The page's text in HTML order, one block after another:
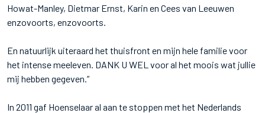
Howat-Manley, Dietmar Ernst, Karin en Cees van Leeuwen
enzovoorts, enzovoorts.
En natuurlijk uiteraard het thuisfront en mijn hele familie voor
het intense meeleven. DANK U WEL voor al het moois wat jullie
mij hebben gegeven.”
In 2011 gaf Hoenselaar al aan te stoppen met het Nederlands